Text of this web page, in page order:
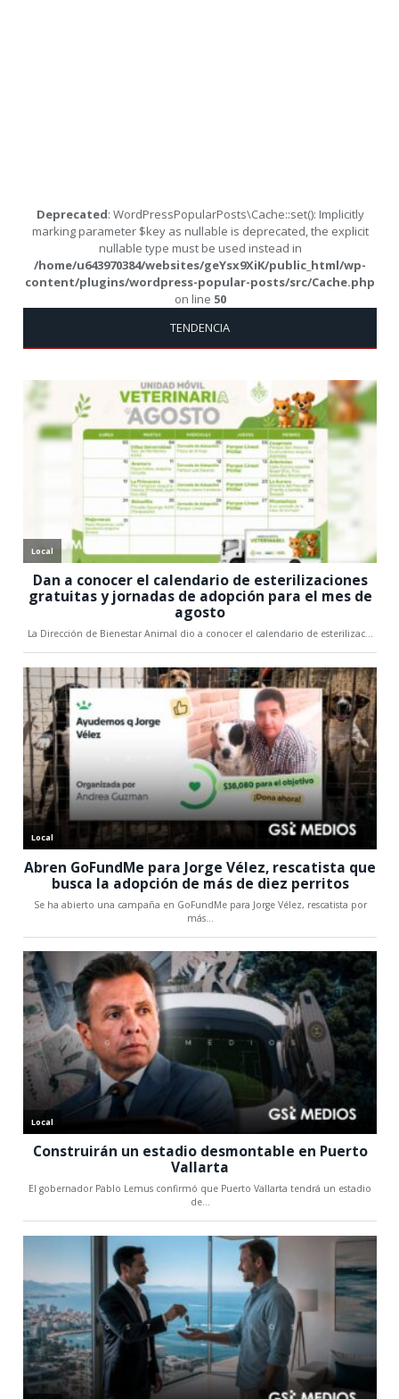
Deprecated: WordPressPopularPosts\Cache::set(): Implicitly
marking parameter $key as nullable is deprecated, the explicit
nullable type must be used instead in
/home/u643970384/websites/geYsx9XiK/public_html/wp-
content/plugins/wordpress-popular-posts/src/Cache.php
on line 50
TENDENCIA